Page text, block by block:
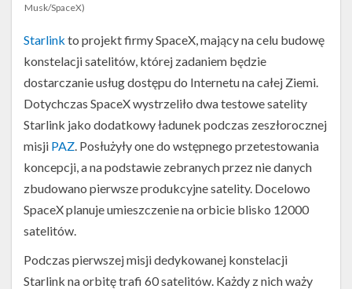
Rakieta
Falcon
9
na
platformie
SLC-
40
przed
Starlink
(Źródło:
Musk/SpaceX)
Starlink to projekt firmy SpaceX, mający na celu budowę
konstelacji satelitów, której zadaniem będzie
dostarczanie usług dostępu do Internetu na całej Ziemi.
Dotychczas SpaceX wystrzeliło dwa testowe satelity
Starlink jako dodatkowy ładunek podczas zeszłorocznej
misji PAZ . Posłużyły one do wstępnego przetestowania
koncepcji, a na podstawie zebranych przez nie danych
zbudowano pierwsze produkcyjne satelity. Docelowo
SpaceX planuje umieszczenie na orbicie blisko 12000
satelitów.
Podczas pierwszej misji dedykowanej konstelacji
Starlink na orbitę trafi 60 satelitów. Każdy z nich waży